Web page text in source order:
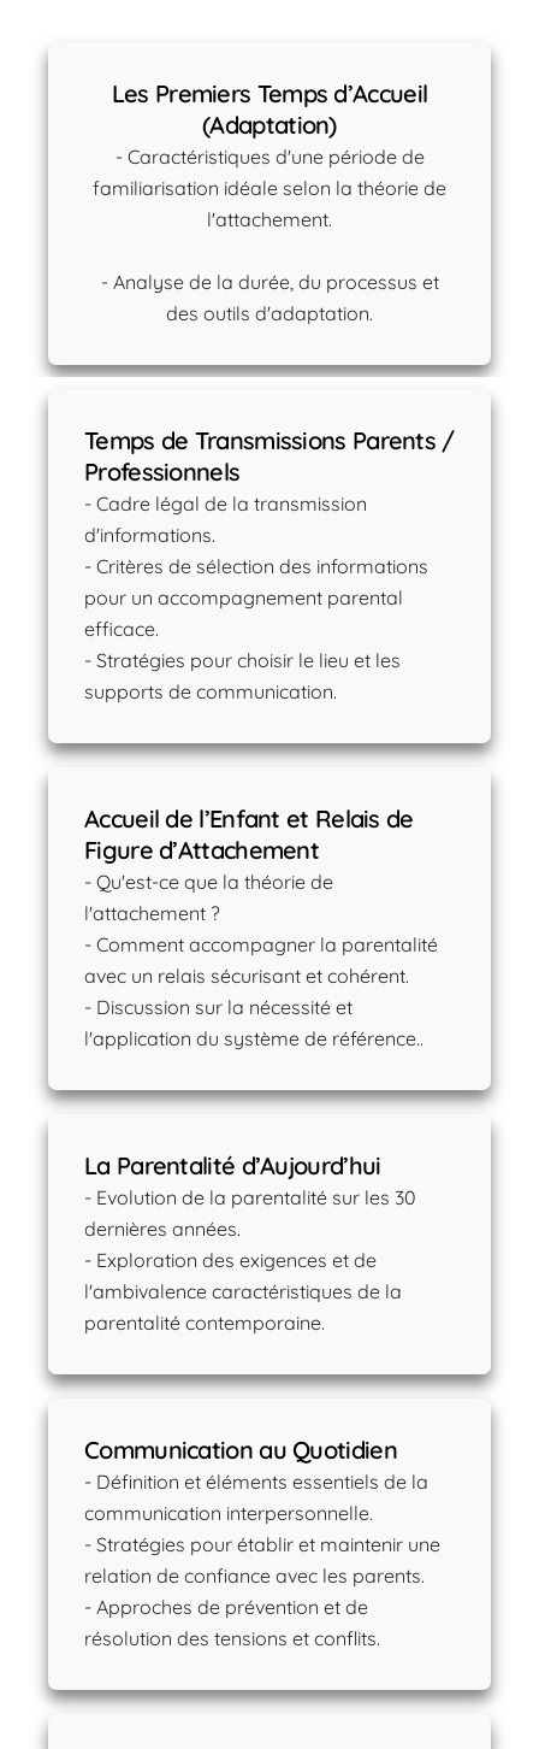
Les Premiers Temps d’Accueil
(Adaptation)
- Caractéristiques d'une période de
familiarisation idéale selon la théorie de
l'attachement.
- Analyse de la durée, du processus et
des outils d'adaptation.
Temps de Transmissions Parents /
Professionnels
- Cadre légal de la transmission
d'informations.
- Critères de sélection des informations
pour un accompagnement parental
efficace.
- Stratégies pour choisir le lieu et les
supports de communication.
Accueil de l’Enfant et Relais de
Figure d’Attachement
- Qu'est-ce que la théorie de
l'attachement ?
- Comment accompagner la parentalité
avec un relais sécurisant et cohérent.
- Discussion sur la nécessité et
l'application du système de référence..
La Parentalité d’Aujourd’hui
- Evolution de la parentalité sur les 30
dernières années.
- Exploration des exigences et de
l'ambivalence caractéristiques de la
parentalité contemporaine.
Communication au Quotidien
- Définition et éléments essentiels de la
communication interpersonnelle.
- Stratégies pour établir et maintenir une
relation de confiance avec les parents.
- Approches de prévention et de
résolution des tensions et conflits.